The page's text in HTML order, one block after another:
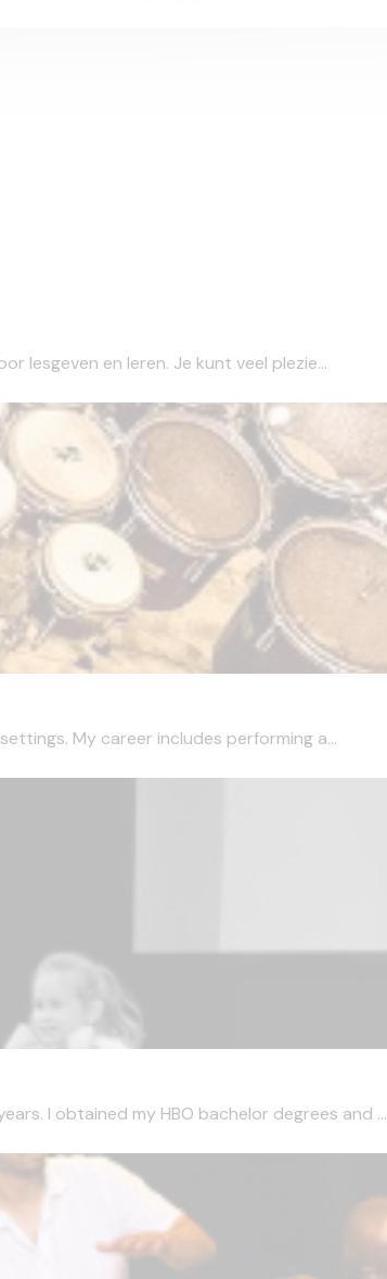
lesgeven en leren. Je kunt veel plezie...
My career includes performing a...
I obtained my HBO bachelor degrees and ...